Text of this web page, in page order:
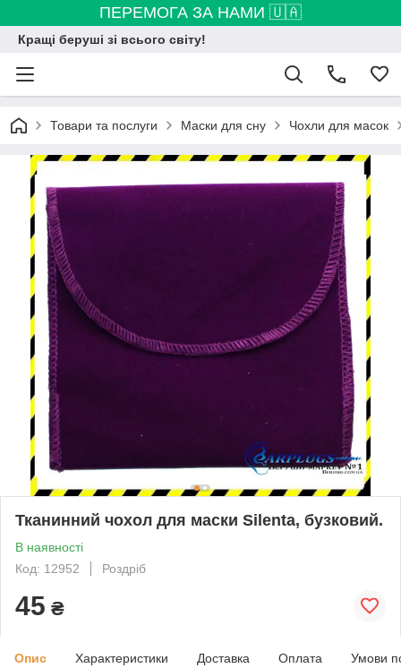
ПЕРЕМОГА ЗА НАМИ 🇺🇦
Кращі беруші зі всього світу!
Товари та послуги Маски для сну Чохли для масок
Тканинний чохол для маски Silenta, бузковий.
В наявності
Код: 12952
Роздріб
45 ₴
Опис Характеристики Доставка Оплата Умови